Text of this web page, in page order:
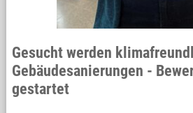
Gesucht werden
Gebäudesanierungen -
gestartet